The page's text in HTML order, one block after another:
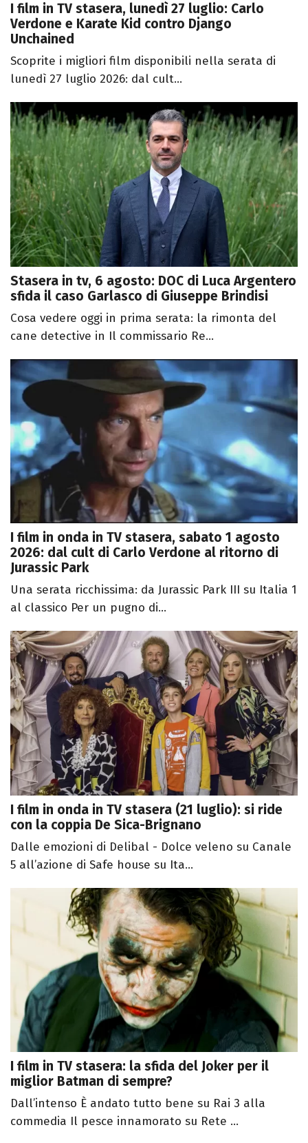
I film in TV stasera, lunedì 27 luglio: Carlo
Verdone e Karate Kid contro Django
Unchained
Scoprite i migliori film disponibili nella serata di
lunedì 27 luglio 2026: dal cult...
Stasera in tv, 6 agosto: DOC di Luca Argentero
sfida il caso Garlasco di Giuseppe Brindisi
Cosa vedere oggi in prima serata: la rimonta del
cane detective in Il commissario Re...
I film in onda in TV stasera, sabato 1 agosto
2026: dal cult di Carlo Verdone al ritorno di
Jurassic Park
Una serata ricchissima: da Jurassic Park III su Italia 1
al classico Per un pugno di...
I film in onda in TV stasera (21 luglio): si ride
con la coppia De Sica-Brignano
Dalle emozioni di Delibal - Dolce veleno su Canale
5 all’azione di Safe house su Ita...
I film in TV stasera: la sfida del Joker per il
miglior Batman di sempre?
Dall’intenso È andato tutto bene su Rai 3 alla
commedia Il pesce innamorato su Rete ...